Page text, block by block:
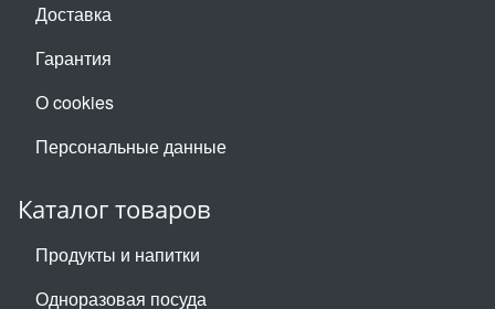
Доставка
Гарантия
О cookies
Персональные данные
Каталог товаров
Продукты и напитки
Одноразовая посуда